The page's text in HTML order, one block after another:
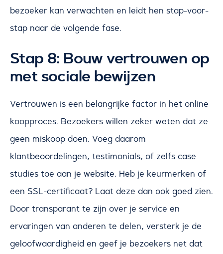
bezoeker kan verwachten en leidt hen stap-voor-
stap naar de volgende fase.
Stap 8: Bouw vertrouwen op
met sociale bewijzen
Vertrouwen is een belangrijke factor in het online
koopproces. Bezoekers willen zeker weten dat ze
geen miskoop doen. Voeg daarom
klantbeoordelingen, testimonials, of zelfs case
studies toe aan je website. Heb je keurmerken of
een SSL-certificaat? Laat deze dan ook goed zien.
Door transparant te zijn over je service en
ervaringen van anderen te delen, versterk je de
geloofwaardigheid en geef je bezoekers net dat